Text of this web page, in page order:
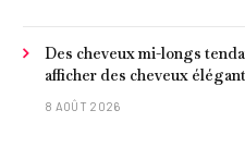
Des cheveux mi-longs
afficher des cheveux
8 AOÛT 2026